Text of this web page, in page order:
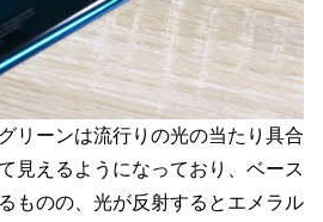
リーンは流行りの光の当たり具合
見えるようになっており、ベース
ものの、光が反射するとエメラル